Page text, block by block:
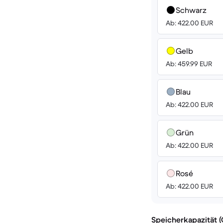
Schwarz
Ab: 422.00 EUR
Gelb
Ab: 459.99 EUR
Blau
Ab: 422.00 EUR
Grün
Ab: 422.00 EUR
Rosé
Ab: 422.00 EUR
Speicherkapazität